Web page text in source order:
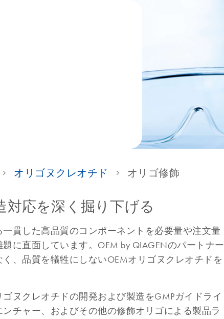
オリゴヌクレオチド オリゴ修飾
対応を深く掘り下げる
貫した高品質のコンポーネントを必要量や注文量
に直面しています。OEM by QIAGENのパートナー
、品質を犠牲にしないOEMオリゴヌクレオチドを
ヌクレオチドの開発および製造をGMPガイドライ
チャー、およびその他の修飾オリゴによる製品ラ